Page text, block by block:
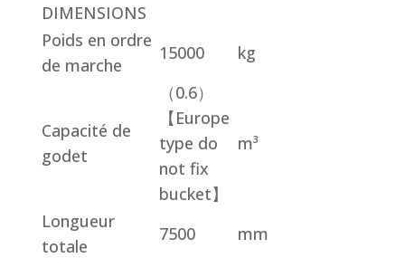
DIMENSIONS
Poids en ordre
de marche
15000 kg
Capacité de
godet
（0.6）
【Europe
type do
not fix
bucket】
m³
Longueur
totale
7500
mm